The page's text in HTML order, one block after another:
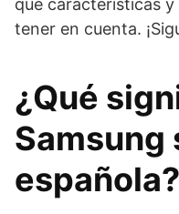
qué características
tener en cuenta.
¿Qué
Samsung
española?